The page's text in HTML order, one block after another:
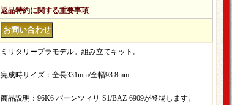
返品特約に関する重要事項
ミリタリープラモデル。組み立てキット。
完成時サイズ：全長331mm/全幅93.8mm
商品説明：96K6 パーンツィリ-S1/BAZ-6909が登場します。